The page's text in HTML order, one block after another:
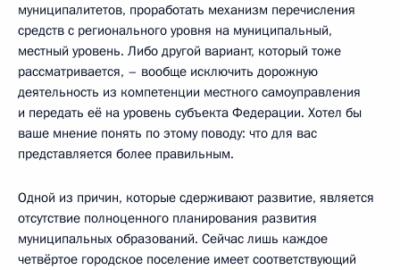
муниципалитетов, проработать механизм перечисления
средств с регионального уровня на муниципальный,
местный уровень. Либо другой вариант, который тоже
рассматривается, – вообще исключить дорожную
деятельность из компетенции местного самоуправления
и передать её на уровень субъекта Федерации. Хотел бы
ваше мнение понять по этому поводу: что для вас
представляется более правильным.
Одной из причин, которые сдерживают развитие, является
отсутствие полноценного планирования развития
муниципальных образований. Сейчас лишь каждое
четвёртое городское поселение имеет соответствующий